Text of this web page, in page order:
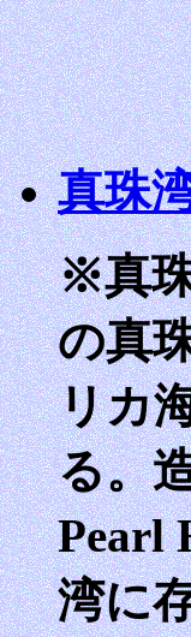
真珠
※真
の真
リカ
る。
Pearl
湾に